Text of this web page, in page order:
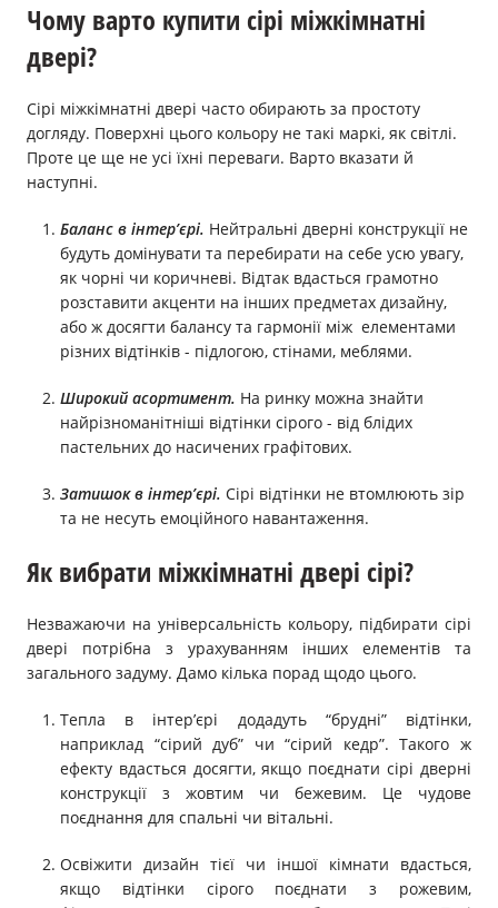
Чому варто купити сірі міжкімнатні
двері?
Сірі міжкімнатні двері часто обирають за простоту
догляду. Поверхні цього кольору не такі маркі, як світлі.
Проте це ще не усі їхні переваги. Варто вказати й
наступні.
Баланс в інтер’єрі. Нейтральні дверні конструкції не
будуть домінувати та перебирати на себе усю увагу,
як чорні чи коричневі. Відтак вдасться грамотно
розставити акценти на інших предметах дизайну,
або ж досягти балансу та гармонії між елементами
різних відтінків - підлогою, стінами, меблями.
Широкий асортимент. На ринку можна знайти
найрізноманітніші відтінки сірого - від блідих
пастельних до насичених графітових.
Затишок в інтер’єрі. Сірі відтінки не втомлюють зір
та не несуть емоційного навантаження.
Як вибрати міжкімнатні двері сірі?
Незважаючи на універсальність кольору, підбирати сірі
двері потрібна з урахуванням інших елементів та
загального задуму. Дамо кілька порад щодо цього.
Тепла в інтер’єрі додадуть “брудні” відтінки,
наприклад “сірий дуб” чи “сірий кедр”. Такого ж
ефекту вдасться досягти, якщо поєднати сірі дверні
конструкції з жовтим чи бежевим. Це чудове
поєднання для спальні чи вітальні.
Освіжити дизайн тієї чи іншої кімнати вдасться,
якщо відтінки сірого поєднати з рожевим,